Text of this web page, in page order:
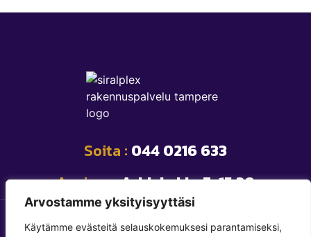
Arvostamme yksityisyyttäsi
Käytämme evästeitä selauskokemuksesi parantamiseksi,
Soita : 044 0216 633
Avoinna:Arkisin klo 7-15.30
Copyright © Siralplexpalvelut.fi 2025. Kaikki oikeudet